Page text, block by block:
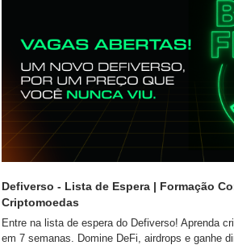
Defiverso - Lista de Espera | Formação
Criptomoedas
Entre na lista de espera do Defiverso! Aprenda
em 7 semanas. Domine DeFi, airdrops e ganhe